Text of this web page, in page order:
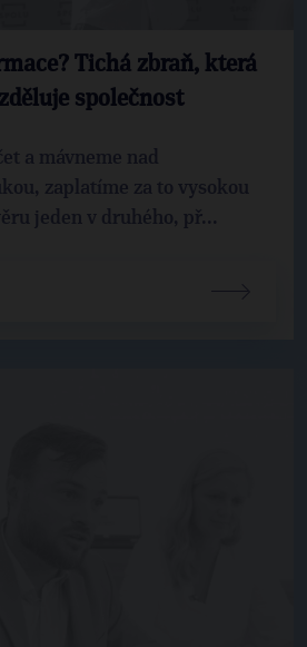
Tichá zbraň, která
společnost
a mávneme nad
zaplatíme za to vysokou
jeden v druhého, př...